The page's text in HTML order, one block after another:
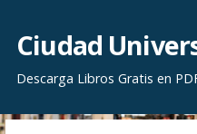
r
Ciudad
Descarga Libros Gratis en